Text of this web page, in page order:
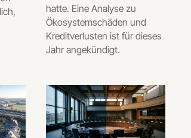
hatte. Eine Analyse zu
Ökosystemschäden und
Kreditverlusten ist für dieses
Jahr angekündigt.